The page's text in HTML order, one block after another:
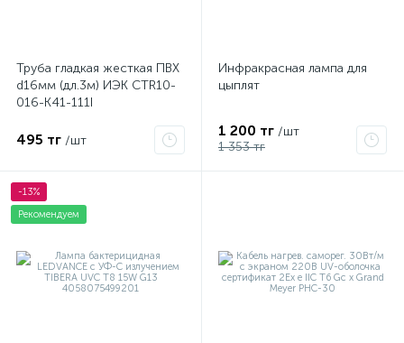
Труба гладкая жесткая ПВХ
d16мм (дл.3м) ИЭК CTR10-
016-K41-111I
495 тг /шт
Инфракрасная лампа для
цыплят
1 200 тг /шт
1 353 тг
-13%
Рекомендуем